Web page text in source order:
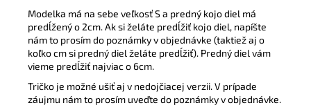
Modelka má na sebe veľkosť S a predný kojo diel má
predĺžený o 2cm. Ak si želáte predĺžiť kojo diel, napíšte
nám to prosím do poznámky v objednávke (taktiež aj o
koľko cm si predný diel želáte predĺžiť). Predný diel vám
vieme predĺžiť najviac o 6cm.
Tričko je možné ušiť aj v nedojčiacej verzii. V prípade
záujmu nám to prosím uveďte do poznámky v objednávke.